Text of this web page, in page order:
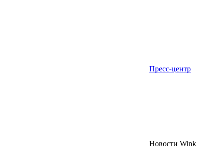
Пресс-центр
Новости Wink